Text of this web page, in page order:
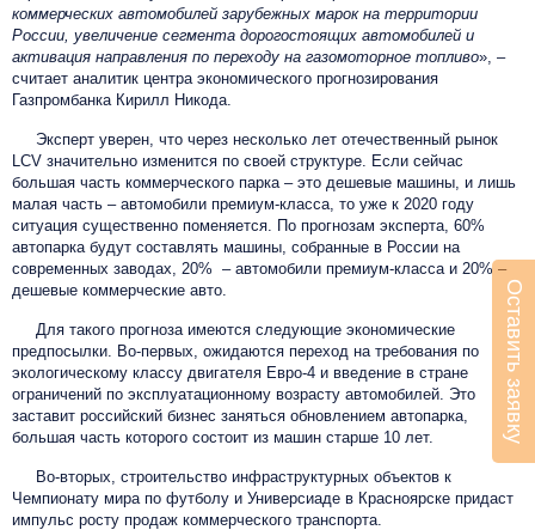
коммерческих автомобилей зарубежных марок на территории
России, увеличение сегмента дорогостоящих автомобилей и
активация направления по переходу на газомоторное топливо», –
считает аналитик центра экономического прогнозирования
Газпромбанка Кирилл Никода.
Эксперт уверен, что через несколько лет отечественный рынок
LCV значительно изменится по своей структуре. Если сейчас
большая часть коммерческого парка – это дешевые машины, и лишь
малая часть – автомобили премиум-класса, то уже к 2020 году
ситуация существенно поменяется. По прогнозам эксперта, 60%
автопарка будут составлять машины, собранные в России на
современных заводах, 20% – автомобили премиум-класса и 20% –
дешевые коммерческие авто.
Для такого прогноза имеются следующие экономические
предпосылки. Во-первых, ожидаются переход на требования по
экологическому классу двигателя Евро-4 и введение в стране
ограничений по эксплуатационному возрасту автомобилей. Это
заставит российский бизнес заняться обновлением автопарка,
большая часть которого состоит из машин старше 10 лет.
Во-вторых, строительство инфраструктурных объектов к
Чемпионату мира по футболу и Универсиаде в Красноярске придаст
импульс росту продаж коммерческого транспорта.
Оставить заявку